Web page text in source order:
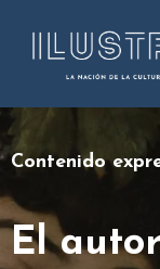
Contenido
El